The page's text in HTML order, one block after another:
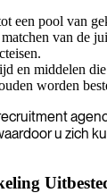
een pool van
van de
en middelen
worden
u zich